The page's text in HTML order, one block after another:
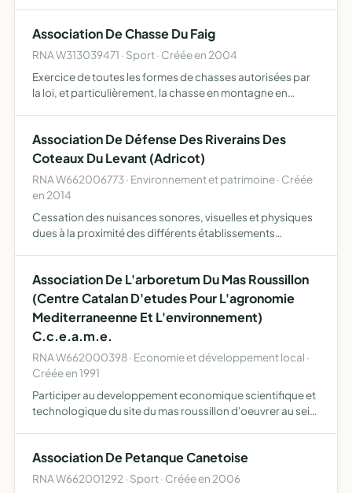
Association De Chasse Du Faig
RNA W313039471 · Sport · Créée en 2004
Exercice de toutes les formes de chasses autorisées par
la loi, et particulièrement, la chasse en montagne en
Association De Défense Des Riverains Des
Coteaux Du Levant (Adricot)
RNA W662006773 · Environnement et patrimoine · Créée
en 2014
Cessation des nuisances sonores, visuelles et physiques
dues à la proximité des différents établissements
Association De L'arboretum Du Mas Roussillon
(Centre Catalan D'etudes Pour L'agronomie
Mediterraneenne Et L'environnement)
C.c.e.a.m.e.
RNA W662000398 · Economie et développement local ·
Créée en 1991
Participer au developpement economique scientifique et
technologique du site du mas roussillon d'oeuvrer au sein
Association De Petanque Canetoise
RNA W662001292 · Sport · Créée en 2006